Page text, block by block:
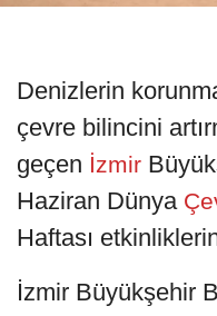
Denizlerin
çevre bilincini
geçen İzmir
Haziran Dünya
Haftası
İzmir Büyükşehir